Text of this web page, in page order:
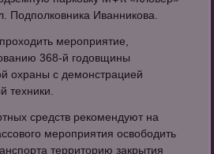
Подполковника Иванникова.
мероприятие,
368-й годовщины
охраны с демонстрацией
техники.
средств рекомендуют на
мероприятия освободить
территорию закрытия